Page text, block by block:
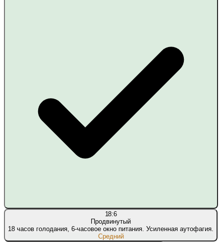
18:6
Продвинутый
18 часов голодания, 6-часовое окно питания. Усиленная аутофагия.
Средний